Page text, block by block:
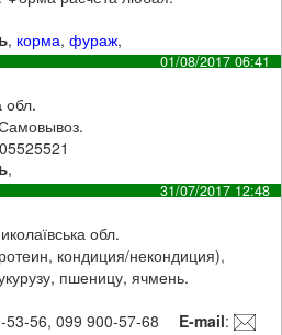
, корма,фураж,
01/08/2017 06:41
обл.
,
31/07/2017 12:48
обл.
кондиция/некондиция),
пшеницу, ячмень.
56, 099 900-57-68 E-mail: